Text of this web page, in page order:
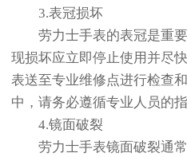
3.表冠损坏
劳力士手表的表冠是重要
现损坏应立即停止使用并尽
表送至专业维修点进行检查
中，请务必遵循专业人员的
4.镜面破裂
劳力士手表镜面破裂通常